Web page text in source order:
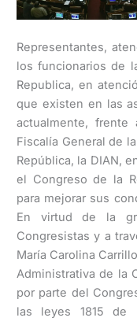
Representantes,
los funcionarios de
Republica, en
que existen en las
actualmente,
Fiscalía General de
República, la DIAN,
el Congreso de la
para mejorar sus
En virtud de la
Congresistas y a
María Carolina
Administrativa de la
por parte del
las leyes 1815 de